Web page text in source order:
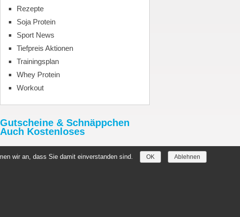
Rezepte
Soja Protein
Sport News
Tiefpreis Aktionen
Trainingsplan
Whey Protein
Workout
Gutscheine & Schnäppchen
Auch Kostenloses
RabattHimmel.de
wir an, dass Sie damit einverstanden sind. OK Ablehnen